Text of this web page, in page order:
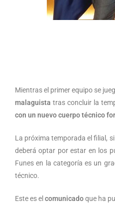
Mientras el primer equipo se
malaguista tras concluir la
con un nuevo cuerpo técnico
La próxima temporada el filial,
deberá optar por estar en los
Funes en la categoría es un
técnico.
Este es el comunicadoque ha